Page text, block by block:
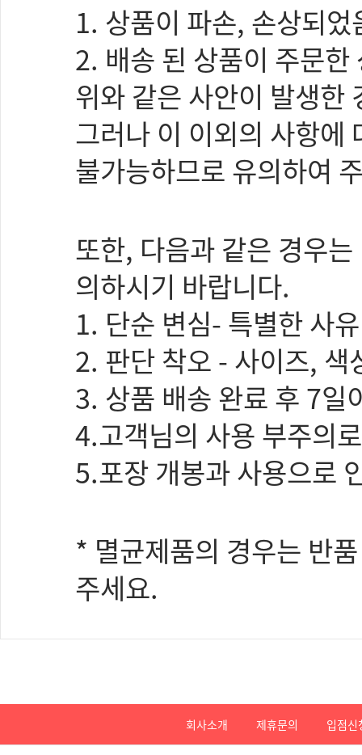
1. 상품이 파손, 손상되
2. 배송 된 상품이 주문
위와 같은 사안이 발생한
그러나 이 이외의 사항
불가능하므로 유의하여
또한, 다음과 같은 경우
의하시기 바랍니다.
1. 단순 변심- 특별한 사
2. 판단 착오 - 사이즈, 색
3. 상품 배송 완료 후 7일
4.고객님의 사용 부주의
5.포장 개봉과 사용으로
* 멸균제품의 경우는 반
주세요.
회사소개 제휴문의 입점신